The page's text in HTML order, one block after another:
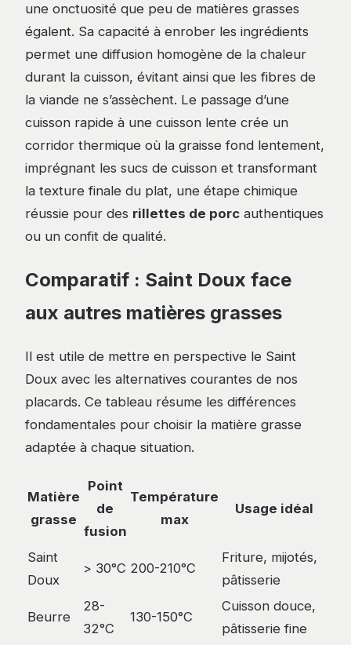
une onctuosité que peu de matières grasses
égalent. Sa capacité à enrober les ingrédients
permet une diffusion homogène de la chaleur
durant la cuisson, évitant ainsi que les fibres de
la viande ne s’assèchent. Le passage d’une
cuisson rapide à une cuisson lente crée un
corridor thermique où la graisse fond lentement,
imprégnant les sucs de cuisson et transformant
la texture finale du plat, une étape chimique
réussie pour des rillettes de porc authentiques
ou un confit de qualité.
Comparatif : Saint Doux face
aux autres matières grasses
Il est utile de mettre en perspective le Saint
Doux avec les alternatives courantes de nos
placards. Ce tableau résume les différences
fondamentales pour choisir la matière grasse
adaptée à chaque situation.
Matière
grasse
Point
de
fusion
Température
max
Usage idéal
Saint
Doux
> 30°C 200-210°C
Friture, mijotés,
pâtisserie
Beurre
28-
32°C
130-150°C
Cuisson douce,
pâtisserie fine